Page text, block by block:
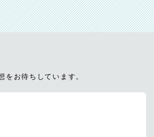
をお待ちしています。